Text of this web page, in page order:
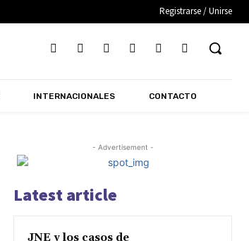
Registrarse / Unirse
INTERNACIONALES CONTACTO
- Advertisement -
Latest article
JNE y los casos de